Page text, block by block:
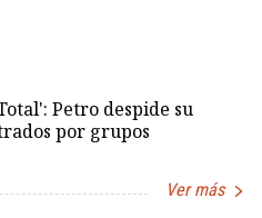
Petro despide su
por grupos
Ver más